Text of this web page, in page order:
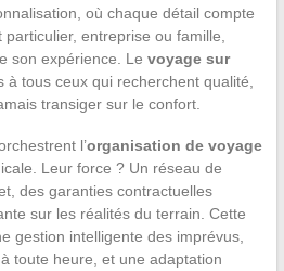
où chaque détail compte
particulier, entreprise ou famille,
son expérience. Le voyage sur
à tous ceux qui recherchent qualité,
transiger sur le confort.
l’organisation de voyage
Leur force ? Un réseau de
des garanties contractuelles
sur les réalités du terrain. Cette
gestion intelligente des imprévus,
toute heure, et une adaptation